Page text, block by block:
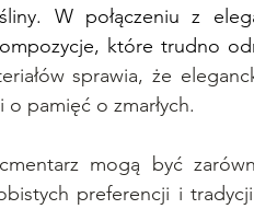
W połączeniu z
które trudno
sprawia, że
pamięć o zmarłych.
mogą być
preferencji i